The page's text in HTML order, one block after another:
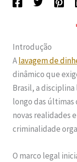
Introdução
Alavagem de
dinâmico que
Brasil, a
longo das últimas
novas realidades
criminalidade
O marco legal